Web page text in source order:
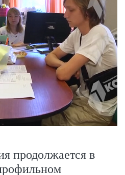
продолжается в